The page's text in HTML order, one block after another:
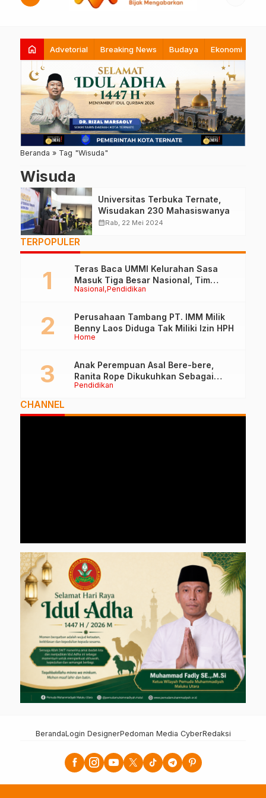
home Advetorial Breaking News Budaya Ekonomi
Beranda » Tag "Wisuda"
Wisuda
Universitas Terbuka Ternate,
Wisudakan 230 Mahasiswanya
calendar_monthRab, 22 Mei 2024
TERPOPULER
Nasional Pendidikan
Teras Baca UMMI Kelurahan Sasa
Masuk Tiga Besar Nasional, Tim
Penilai Lakukan Visitasi di Ternate
Home
Perusahaan Tambang PT. IMM Milik
Benny Laos Diduga Tak Miliki Izin HPH
Pendidikan
Anak Perempuan Asal Bere-bere,
Ranita Rope Dikukuhkan Sebagai
Guru Besar dan Rektor Ummu
CHANNEL
BerandaLogin DesignerPedoman Media CyberRedaksi